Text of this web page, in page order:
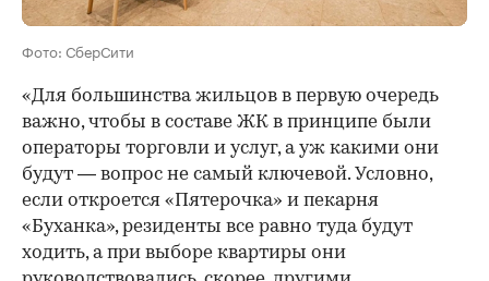
Фото: СберСити
«Для большинства жильцов в первую очередь
важно, чтобы в составе ЖК в принципе были
операторы торговли и услуг, а уж какими они
будут — вопрос не самый ключевой. Условно,
если откроется «Пятерочка» и пекарня
«Буханка», резиденты все равно туда будут
ходить, а при выборе квартиры они